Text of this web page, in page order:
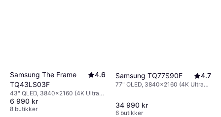
Samsung The Frame
TQ43LS03F
4.6
43" QLED, 3840x2160 (4K Ultra
HD), Smart TV
6 990 kr
8 butikker
Samsung TQ77S90F 4.7
77" OLED, 3840x2160 (4K Ultra
34 990 kr
6 butikker